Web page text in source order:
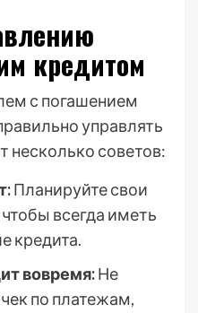
кредитом
с погашением
управлять
несколько советов:
Планируйте свои
всегда иметь
кредита.
вовремя:Не
по платежам,